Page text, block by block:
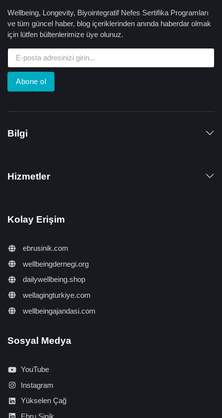
Wellbeing, Longevity, Biyointegratif Nefes Sertifika Programları
ve tüm güncel haber, blog içeriklerinden anında haberdar olmak
için lütfen bültenlerimize üye olunuz.
Abone ol
Bilgi
Hizmetler
Kolay Erişim
ebrusinik.com
wellbeingdernegi.org
dailywellbeing.shop
wellagingturkiye.com
wellbeingajandasi.com
Sosyal Medya
YouTube
Instagram
Yükselen Çağ